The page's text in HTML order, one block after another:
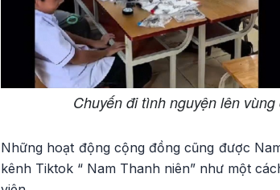
Chuyến đi tình nguyện lên
Những hoạt động cộng đồng cũng được
kênh Tiktok “ Nam Thanh niên” như một